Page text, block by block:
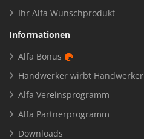
Ihr Alfa Wunschprodukt
Informationen
Alfa Bonus
Handwerker wirbt Handwerker
Alfa Vereinsprogramm
Alfa Partnerprogramm
Downloads